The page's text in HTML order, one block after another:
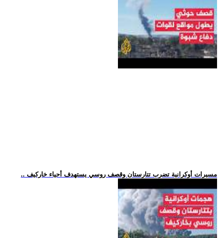
.. مسيرات أوكرانية تضرب تتارستان وقصف روسي يستهدف أحياء خاركيف